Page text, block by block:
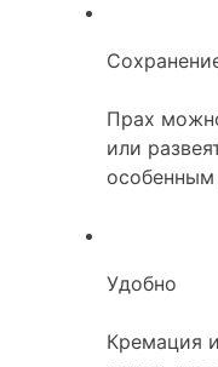
Прах
или
особенным
Удобно
Кремация